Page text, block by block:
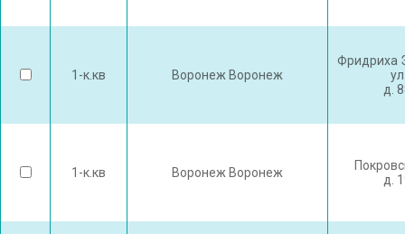
1-к.кв Воронеж Воронеж
Фридриха
ул
д.
1-к.кв Воронеж Воронеж
д.